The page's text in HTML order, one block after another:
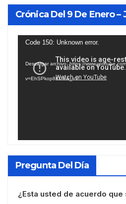
Crónica Del 9 De Enero –
Reproductor
vídeo
Code 150: Unknown error.
Descargar archivo: https://
v=EhSPkop8KPY&_=1
Pregunta Del Día
¿Esta usted de acuerdo